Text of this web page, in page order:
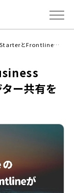
Google Workspace のBusiness StarterとFrontlineがビジター共有をサポート
ー共有を